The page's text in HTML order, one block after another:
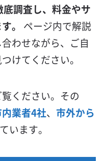
調査し、料金やサ
。
ページ内で解説
わせながら、ご自
けてください。
ください。その
業者4社、 市外から
います。